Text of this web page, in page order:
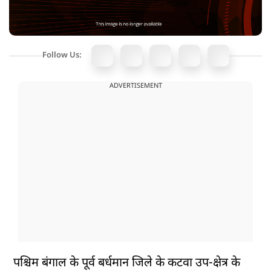
Follow Us:
ADVERTISEMENT
पश्चिम बंगाल के पूर्व बर्धमान जिले के कटवा उप-क्षेत्र के